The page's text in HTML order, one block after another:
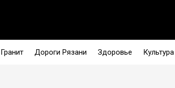
Гранит Дороги Рязани Здоровье Культура